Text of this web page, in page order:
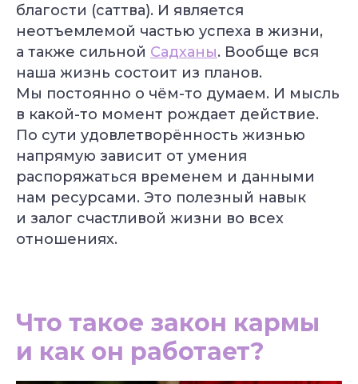
благости (саттва). И является
неотъемлемой частью успеха в жизни,
а также сильной Садханы. Вообще вся
наша жизнь состоит из планов.
Мы постоянно о чём-то думаем. И мысль
в какой-то момент рождает действие.
По сути удовлетворённость жизнью
напрямую зависит от умения
распоряжаться временем и данными
нам ресурсами. Это полезный навык
и залог счастливой жизни во всех
отношениях.
Что такое закон кармы
и как он работает?